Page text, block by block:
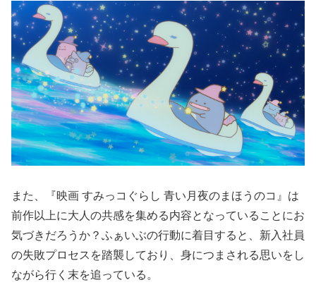
また、『映画 すみっコぐらし 青い月夜のまほうのコ』は
前作以上に大人の共感を集める内容となっていることにお
気づきだろうか？ふぁいぶの行動に着目すると、新入社員
の失敗プロセスを踏襲しており、身につまされる思いをし
ながら行く末を追っている。